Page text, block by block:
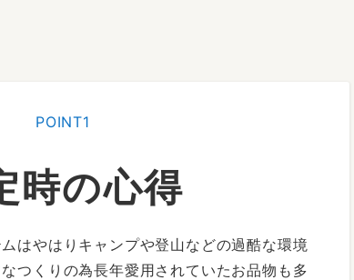
POINT1
時の心得
はやはりキャンプや登山などの過酷な環境
つくりの為長年愛用されていたお品物も多